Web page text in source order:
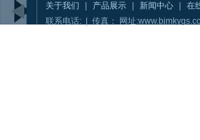
关于我们
产品展示 新闻中心 在
联系电话: | 传真： 网址